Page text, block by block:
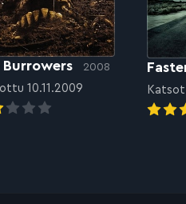
Burrowers 2008
10.11.2009